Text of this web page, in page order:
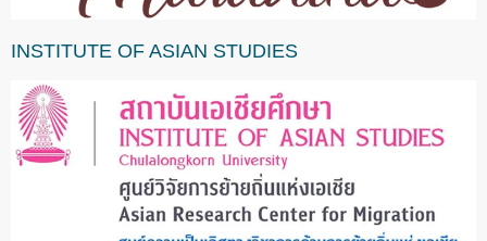
INSTITUTE OF ASIAN STUDIES